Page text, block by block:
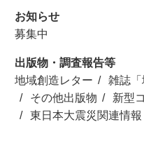
お知らせ
募集中
出版物・調査報告等
地域創造レター
雑誌「
その他出版物
新型
東日本大震災関連情報